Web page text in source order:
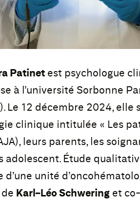
Patinet est psychologue
à l’université Sorbonne
Le 12 décembre 2024, elle
clinique intitulée « Les
leurs parents, les
adolescent. Étude
d’une unité
Karl-Léo Schwering et